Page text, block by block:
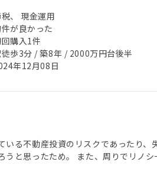
、 現金運用
が良かった
購入1件
歩3分 / 築8年 / 2000万円台後半
年12月08日
いる不動産投資のリスクであったり
うと思ったため。 また、周りでリノ